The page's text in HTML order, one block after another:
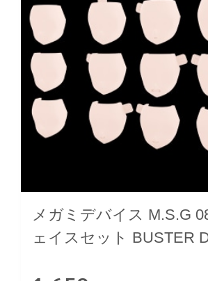
メガミデバイス M.S.G
ェイスセット BUSTER